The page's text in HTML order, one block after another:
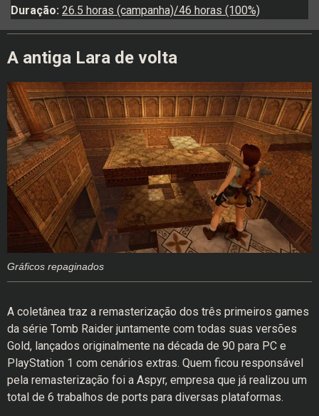
Duração: 26.5 horas (campanha)/46 horas (100%)
A antiga Lara de volta
Gráficos repaginados
A coletânea traz a remasterização dos três primeiros games
da série Tomb Raider juntamente com todas suas versões
Gold, lançados originalmente na década de 90 para PC e
PlayStation 1 com cenários extras. Quem ficou responsável
pela remasterização foi a Aspyr, empresa que já realizou um
total de 6 trabalhos de ports para diversas plataformas.